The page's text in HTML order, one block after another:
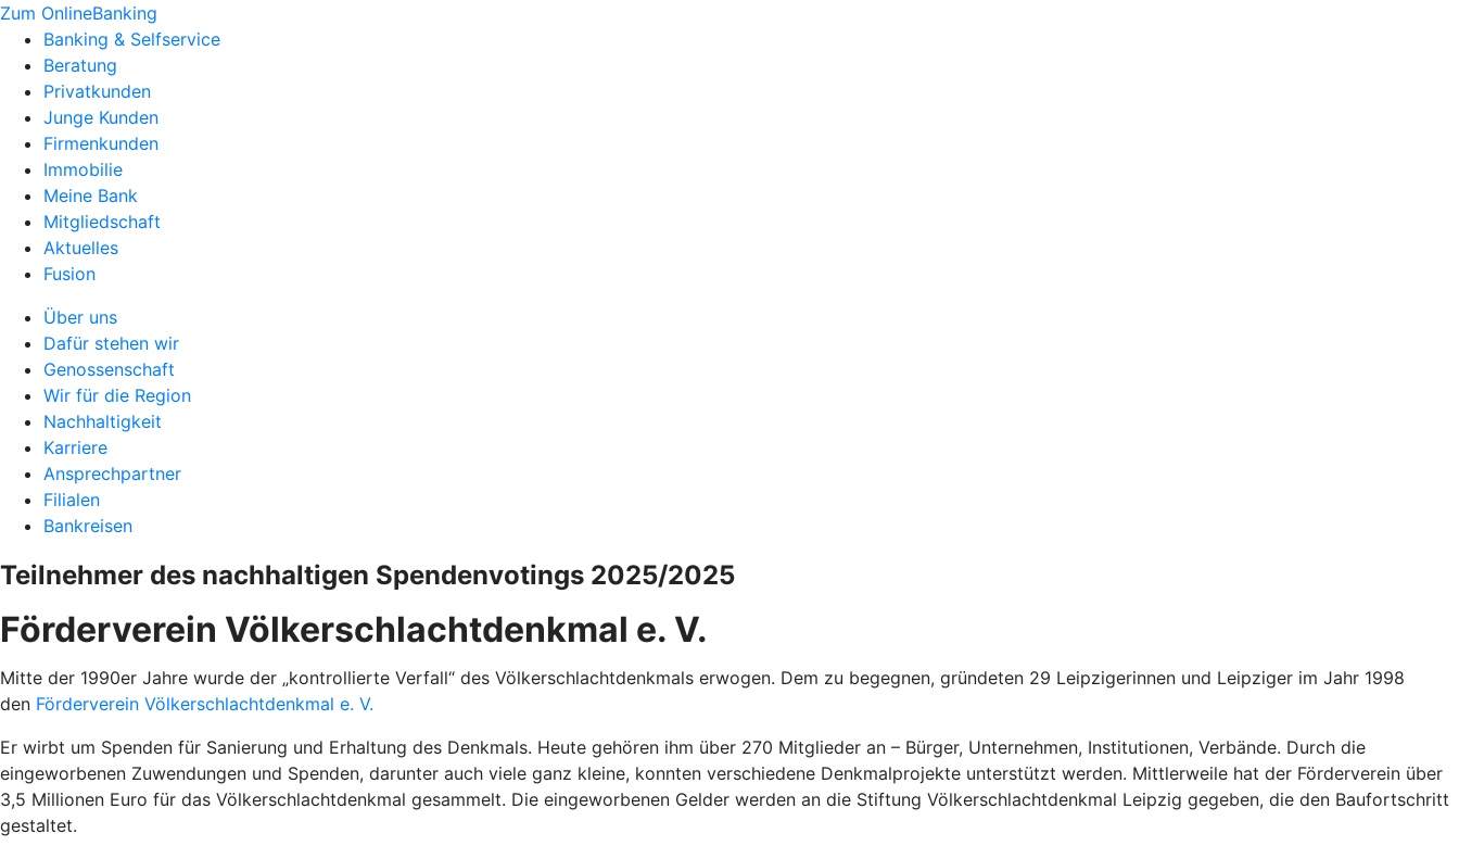
Zum OnlineBanking
Banking & Selfservice
Beratung
Privatkunden
Junge Kunden
Firmenkunden
Immobilie
Meine Bank
Mitgliedschaft
Aktuelles
Fusion
Über uns
Dafür stehen wir
Genossenschaft
Wir für die Region
Nachhaltigkeit
Karriere
Ansprechpartner
Filialen
Bankreisen
Teilnehmer des nachhaltigen Spendenvotings 2025/2025
Förderverein Völkerschlachtdenkmal e. V.
Mitte der 1990er Jahre wurde der „kontrollierte Verfall“ des Völkerschlachtdenkmals erwogen. Dem zu begegnen, gründeten 29 Leipzigerinnen und Leipziger im Jahr 1998
den Förderverein Völkerschlachtdenkmal e. V.
Er wirbt um Spenden für Sanierung und Erhaltung des Denkmals. Heute gehören ihm über 270 Mitglieder an – Bürger, Unternehmen, Institutionen, Verbände. Durch die
eingeworbenen Zuwendungen und Spenden, darunter auch viele ganz kleine, konnten verschiedene Denkmalprojekte unterstützt werden. Mittlerweile hat der Förderverein über
3,5 Millionen Euro für das Völkerschlachtdenkmal gesammelt. Die eingeworbenen Gelder werden an die Stiftung Völkerschlachtdenkmal Leipzig gegeben, die den Baufortschritt
gestaltet.